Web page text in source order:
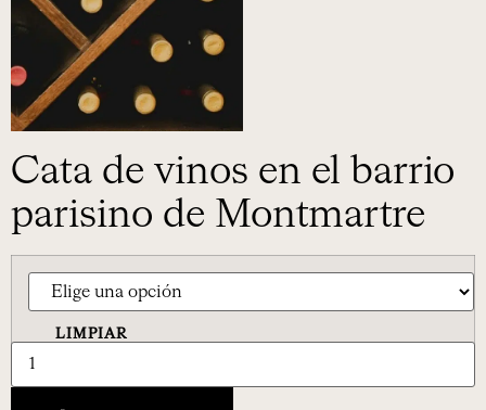
Cata de vinos en el barrio
parisino de Montmartre
LIMPIAR